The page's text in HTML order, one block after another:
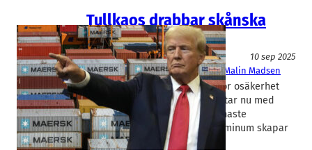
Tullkaos drabbar skånska
företag
Logistik
10 sep 2025
Sydsvenska Handelskammaren
Malin Madsen
Trumps handelskrig skapar stor osäkerhet
bland skånska företag. USA hotar nu med
höjda hamnavgifter och de senaste
tilläggstullarna på stål och aluminum skapar
nya problem.…